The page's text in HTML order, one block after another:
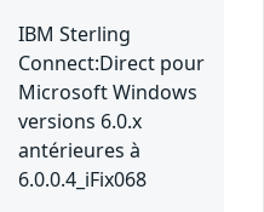
IBM Sterling
Connect:Direct pour
Microsoft Windows
versions 6.0.x
antérieures à
6.0.0.4_iFix068